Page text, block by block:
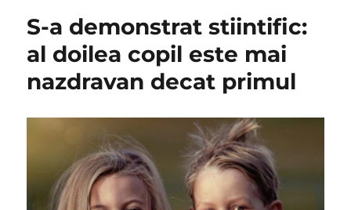
S-a demonstrat stiintific:
al doilea copil este mai
nazdravan decat primul